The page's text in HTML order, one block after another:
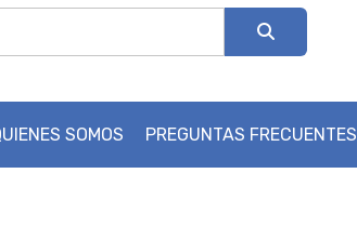
SOMOS PREGUNTAS FRECUENTES